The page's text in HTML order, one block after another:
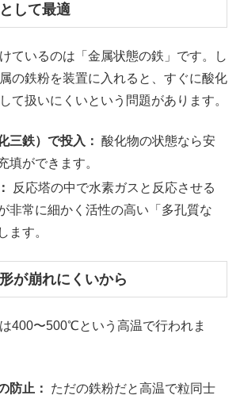
して最適
ているのは「金属状態の鉄」です。し
の鉄粉を装置に入れると、すぐに酸化
て扱いにくいという問題があります。
三鉄）で投入： 酸化物の状態なら安
填ができます。
反応塔の中で水素ガスと反応させる
非常に細かく活性の高い「多孔質な
ます。
が崩れにくいから
400〜500℃という高温で行われま
防止：
ただの鉄粉だと高温で粒同士